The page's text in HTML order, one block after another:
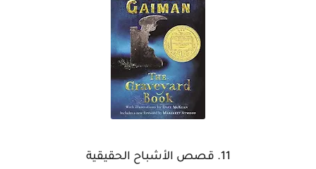
11. قصص الأشباح الحقيقية